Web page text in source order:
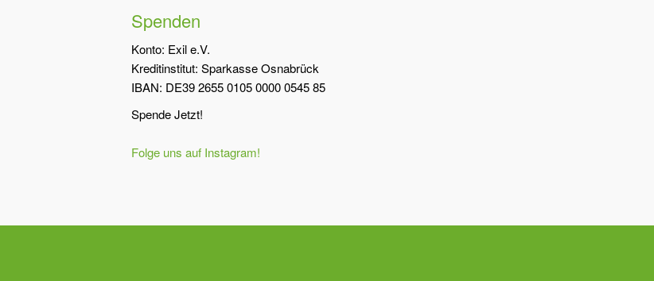
Spenden
Konto: Exil e.V.
Kreditinstitut: Sparkasse Osnabrück
IBAN: DE39 2655 0105 0000 0545 85
Spende Jetzt!
Folge uns auf Instagram!